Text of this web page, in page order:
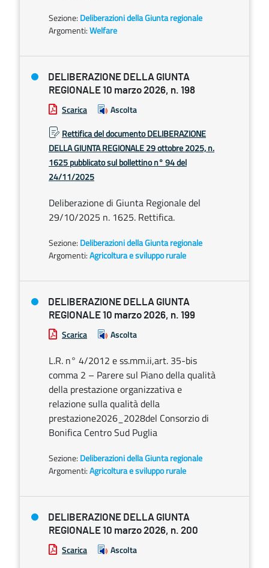
Sezione: Deliberazioni della Giunta regionale
Argomenti:Welfare
DELIBERAZIONE DELLA GIUNTA
REGIONALE 10 marzo 2026, n. 198
Scarica
Ascolta
Rettifica del documento DELIBERAZIONE
DELLA GIUNTA REGIONALE 29 ottobre 2025, n.
1625 pubblicato sul bollettino n° 94 del
24/11/2025
Deliberazione di Giunta Regionale del
29/10/2025 n. 1625. Rettifica.
Sezione: Deliberazioni della Giunta regionale
Argomenti:Agricoltura e sviluppo rurale
DELIBERAZIONE DELLA GIUNTA
REGIONALE 10 marzo 2026, n. 199
Scarica Ascolta
L.R. n° 4/2012 e ss.mm.ii,art. 35-bis
comma 2 – Parere sul Piano della qualità
della prestazione organizzativa e
relazione sulla qualità della
prestazione2026_2028del Consorzio di
Bonifica Centro Sud Puglia
Sezione: Deliberazioni della Giunta regionale
Argomenti:Agricoltura e sviluppo rurale
DELIBERAZIONE DELLA GIUNTA
REGIONALE 10 marzo 2026, n. 200
Scarica Ascolta